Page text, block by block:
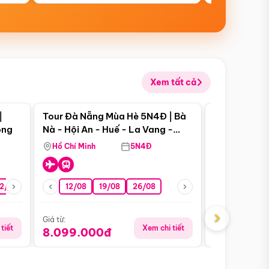
Xem tất cả
08 26/08 05/09 09/09 12/09
tiết
Điểm nổi bật
Tour Đà Nẵng Mùa Hè 5N4Đ | Bà
Nà - Hội An - Huế - La Vang -
Động Thiên Đường
Hồ Chí Minh 5N4Đ
12/08 19/08 26/08
Giá từ:
8.099.000đ Xem chi tiết
Giá từ:
›